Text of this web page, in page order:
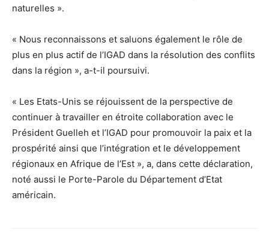
naturelles ».
« Nous reconnaissons et saluons également le rôle de
plus en plus actif de l’IGAD dans la résolution des conflits
dans la région », a-t-il poursuivi.
« Les Etats-Unis se réjouissent de la perspective de
continuer à travailler en étroite collaboration avec le
Président Guelleh et l’IGAD pour promouvoir la paix et la
prospérité ainsi que l’intégration et le développement
régionaux en Afrique de l’Est », a, dans cette déclaration,
noté aussi le Porte-Parole du Département d’Etat
américain.